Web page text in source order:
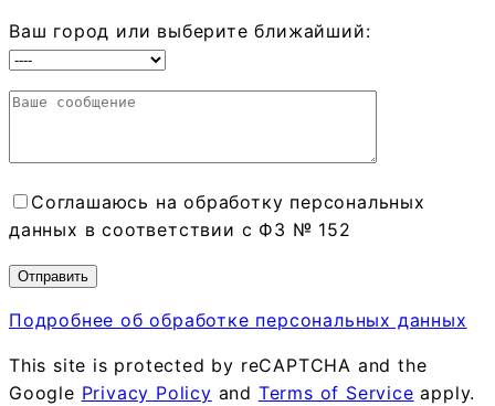
Ваш город или выберите ближайший:
Соглашаюсь на обработку персональных
данных в соответствии с ФЗ № 152
Подробнее об обработке персональных данных
This site is protected by reCAPTCHA and the
Google Privacy Policy and Terms of Service apply.